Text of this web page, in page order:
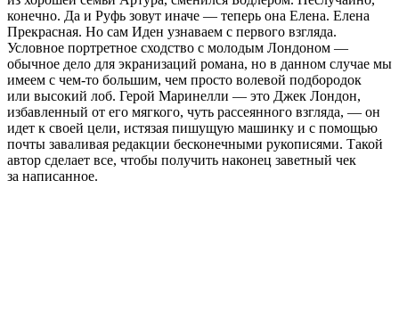
конечно. Да и Руфь зовут иначе — теперь она Елена. Елена
Прекрасная. Но сам Иден узнаваем с первого взгляда.
Условное портретное сходство с молодым Лондоном —
обычное дело для экранизаций романа, но в данном случае мы
имеем с чем-то большим, чем просто волевой подбородок
или высокий лоб. Герой Маринелли — это Джек Лондон,
избавленный от его мягкого, чуть рассеянного взгляда, — он
идет к своей цели, истязая пишущую машинку и с помощью
почты заваливая редакции бесконечными рукописями. Такой
автор сделает все, чтобы получить наконец заветный чек
за написанное.